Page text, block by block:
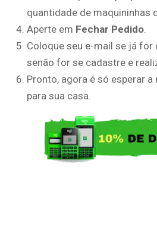
quantidade de maquininhas
Aperte em Fechar Pedido.
Coloque seu e-mail se já for
senão for se cadastre e
Pronto, agora é só esperar
para sua casa.